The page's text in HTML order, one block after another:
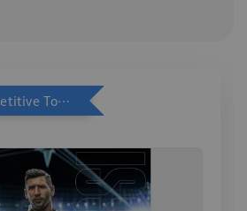
加購優惠【Competitive Toys 梅西 [CM001]】